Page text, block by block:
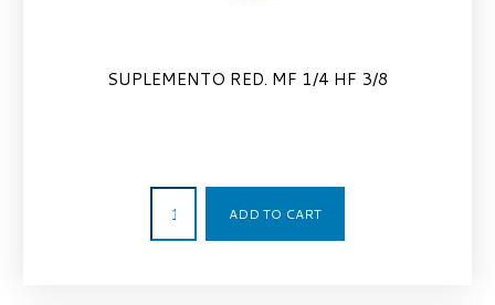
SUPLEMENTO RED. MF 1/4 HF 3/8
ADD TO CART